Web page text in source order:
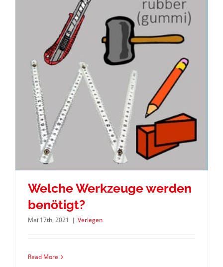
Welche Werkzeuge werden
benötigt?
Mai 17th, 2021 | Verlegen
Read More